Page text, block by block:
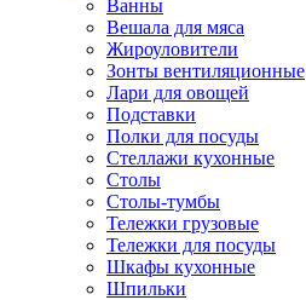
Ванны
Вешала для мяса
Жироуловители
Зонты вентиляционные
Лари для овощей
Подставки
Полки для посуды
Стеллажи кухонные
Столы
Столы-тумбы
Тележки грузовые
Тележки для посуды
Шкафы кухонные
Шпильки